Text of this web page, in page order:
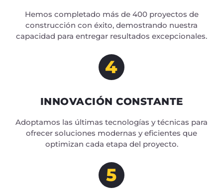
Hemos completado más de 400 proyectos de
construcción con éxito, demostrando nuestra
capacidad para entregar resultados excepcionales.
4
INNOVACIÓN CONSTANTE
Adoptamos las últimas tecnologías y técnicas para
ofrecer soluciones modernas y eficientes que
optimizan cada etapa del proyecto.
5